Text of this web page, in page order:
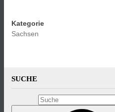
Kategorie
Sachsen
SUCHE